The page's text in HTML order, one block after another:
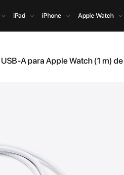
iPad iPhone Apple Watch
A para Apple Watch (1 m)